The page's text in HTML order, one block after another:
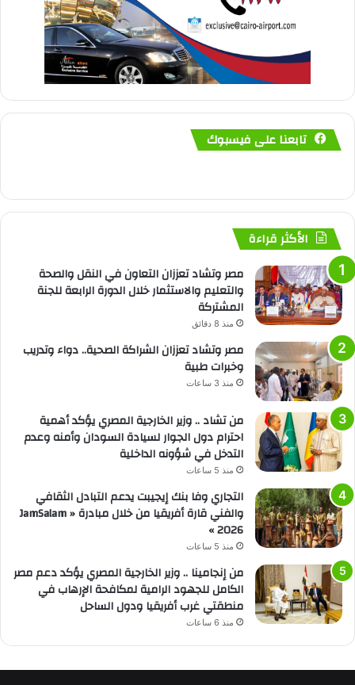
تابعنا على فيسبوك
الأكثر قراءة
مصر وتشاد تعززان التعاون في النقل والصحة
والتعليم والاستثمار خلال الدورة الرابعة للجنة
المشتركة
منذ 8 دقائق
مصر وتشاد تعززان الشراكة الصحية.. دواء وتدريب
وخبرات طبية
منذ 3 ساعات
من تشاد .. وزير الخارجية المصري يؤكد أهمية
احترام دول الجوار لسيادة السودان وأمنه وعدم
التدخل في شؤونه الداخلية
منذ 5 ساعات
التجاري وفا بنك إيجيبت يدعم التبادل الثقافي
والفني قارة أفريقيا من خلال مبادرة « JamSalam
2026 »
منذ 5 ساعات
من إنجامينا .. وزير الخارجية المصري يؤكد دعم مصر
الكامل للجهود الرامية لمكافحة الإرهاب في
منطقتي غرب أفريقيا ودول الساحل
منذ 6 ساعات